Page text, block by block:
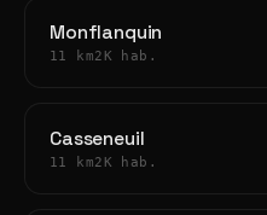
Monflanquin
11 km2K hab.
Casseneuil
11 km2K hab.